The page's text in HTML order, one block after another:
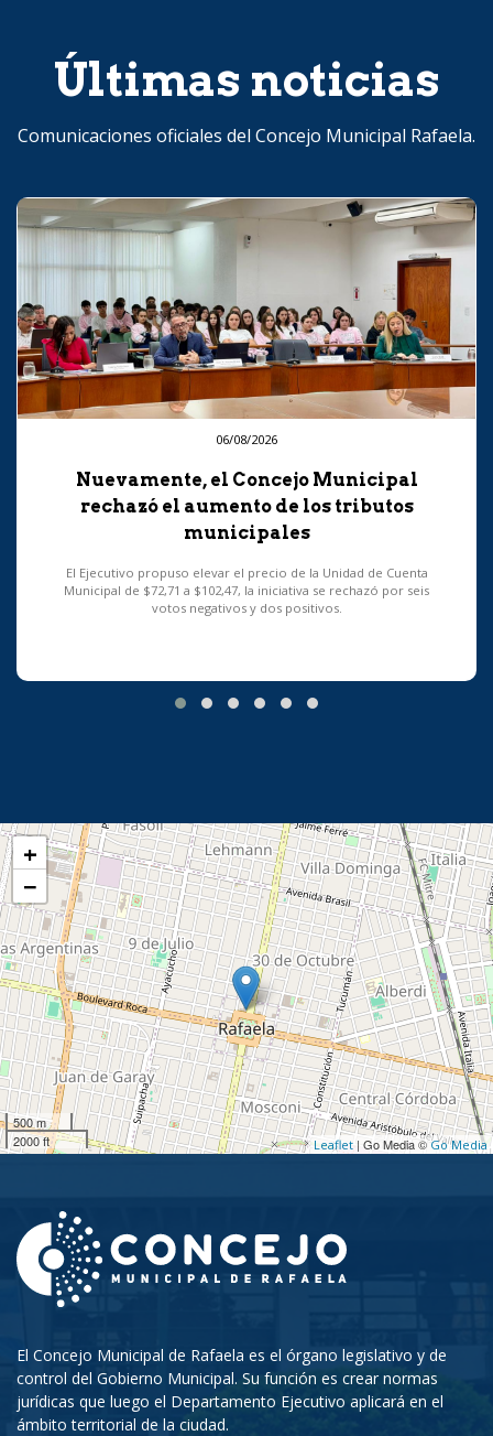
Últimas noticias
Comunicaciones oficiales del Concejo Municipal Rafaela.
06/08/2026
Nuevamente, el Concejo Municipal
rechazó el aumento de los tributos
municipales
El Ejecutivo propuso elevar el precio de la Unidad de Cuenta
Municipal de $72,71 a $102,47, la iniciativa se rechazó por seis
votos negativos y dos positivos.
+
−
500 m
2000 ft
Leaflet| Go Media ©Go Media
El Concejo Municipal de Rafaela es el órgano legislativo y de
control del Gobierno Municipal. Su función es crear normas
jurídicas que luego el Departamento Ejecutivo aplicará en el
ámbito territorial de la ciudad.